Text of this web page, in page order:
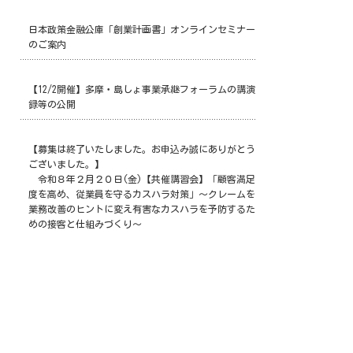
日本政策金融公庫「創業計画書」オンラインセミナー
のご案内
【12/2開催】多摩・島しょ事業承継フォーラムの講演
録等の公開
【募集は終了いたしました。お申込み誠にありがとう
ございました。】
令和８年２月２０日(金)【共催講習会】「顧客満足
度を高め、従業員を守るカスハラ対策」～クレームを
業務改善のヒントに変え有害なカスハラを予防するた
めの接客と仕組みづくり～